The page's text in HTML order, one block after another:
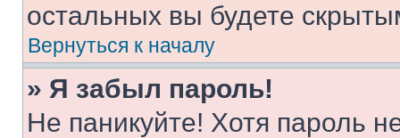
остальных вы будете
Вернуться к началу
» Я забыл пароль!
Не паникуйте! Хотя пароль